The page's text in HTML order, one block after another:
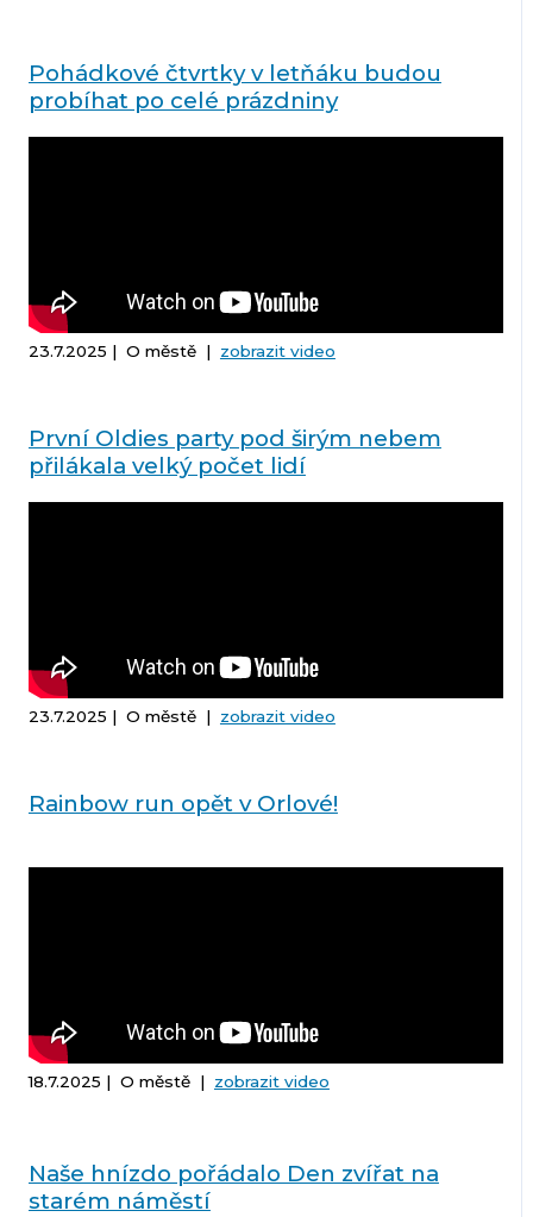
Pohádkové čtvrtky v letňáku budou
probíhat po celé prázdniny
23.7.2025 | O městě | zobrazit video
První Oldies party pod širým nebem
přilákala velký počet lidí
23.7.2025 | O městě | zobrazit video
Rainbow run opět v Orlové!
18.7.2025 | O městě | zobrazit video
Naše hnízdo pořádalo Den zvířat na
starém náměstí